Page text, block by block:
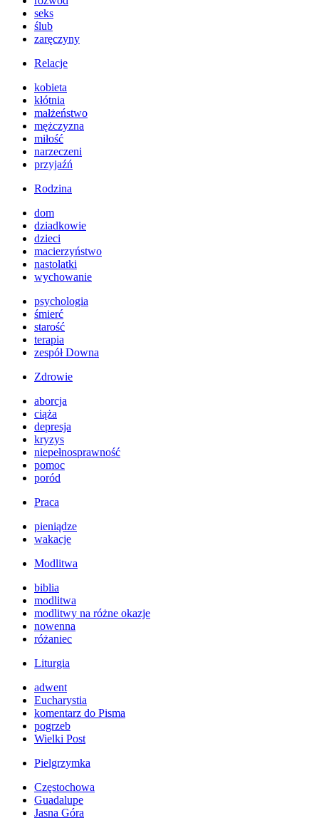
seks
ślub
zaręczyny
Relacje
kobieta
kłótnia
małżeństwo
mężczyzna
miłość
narzeczeni
przyjaźń
Rodzina
dom
dziadkowie
dzieci
macierzyństwo
nastolatki
wychowanie
psychologia
śmierć
starość
terapia
zespół Downa
Zdrowie
aborcja
ciąża
depresja
kryzys
niepełnosprawność
pomoc
poród
Praca
pieniądze
wakacje
Modlitwa
biblia
modlitwa
modlitwy na różne okazje
nowenna
różaniec
Liturgia
adwent
Eucharystia
komentarz do Pisma
pogrzeb
Wielki Post
Pielgrzymka
Częstochowa
Guadalupe
Jasna Góra